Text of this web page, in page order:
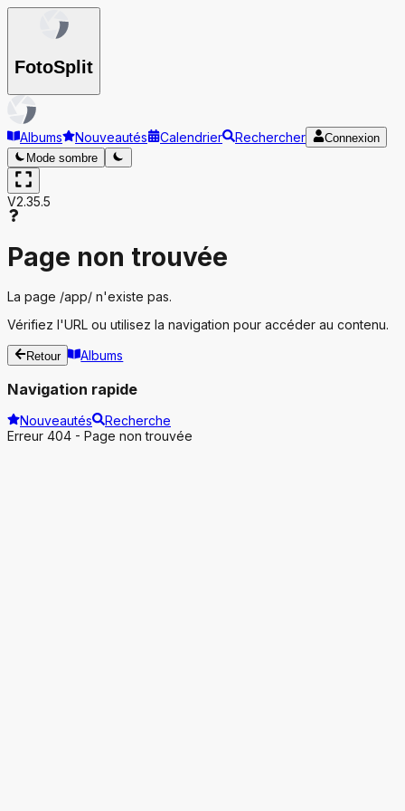
FotoSplit
Albums Nouveautés Calendrier Rechercher
Connexion
Mode sombre
V2.35.5
Page non trouvée
La page /app/ n'existe pas.
Vérifiez l'URL ou utilisez la navigation pour accéder au contenu.
Retour Albums
Navigation rapide
Nouveautés
Recherche
Erreur 404 - Page non trouvée